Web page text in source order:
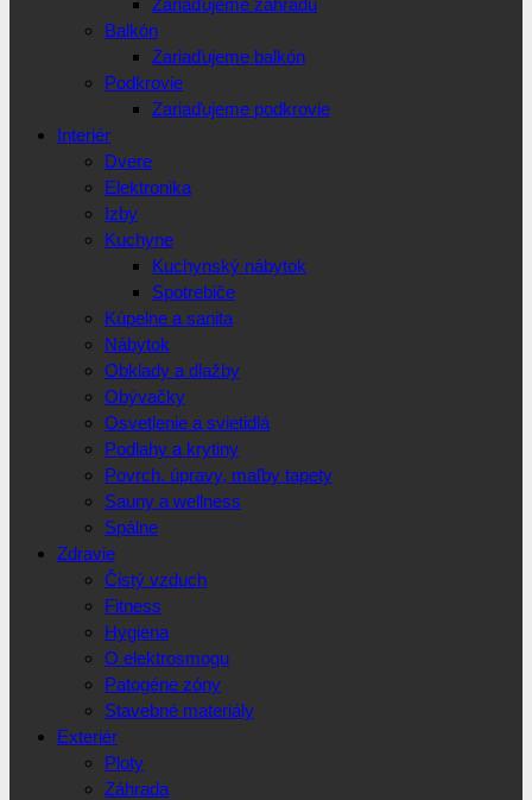
Zariaďujeme záhradu
Balkón
Zariaďujeme balkón
Podkrovie
Zariaďujeme podkrovie
Interiér
Dvere
Elektronika
Izby
Kuchyne
Kuchynský nábytok
Spotrebiče
Kúpelne a sanita
Nábytok
Obklady a dlažby
Obývačky
Osvetlenie a svietidlá
Podlahy a krytiny
Povrch. úpravy, maľby tapety
Sauny a wellness
Spálne
Zdravie
Čistý vzduch
Fitness
Hygiena
O elektrosmogu
Patogéne zóny
Stavebné materiály
Exteriér
Ploty
Záhrada